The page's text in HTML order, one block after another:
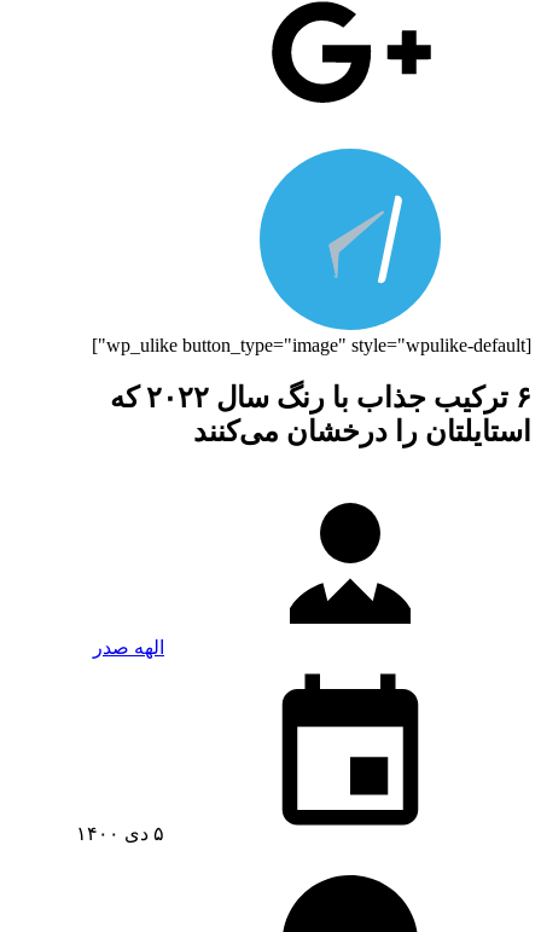
[wp_ulike button_type="image" style="wpulike-default"]
۶ ترکیب جذاب با رنگ سال ۲۰۲۲ که
استایلتان را درخشان می‌کنند
الهه صدر
۵ دی ۱۴۰۰